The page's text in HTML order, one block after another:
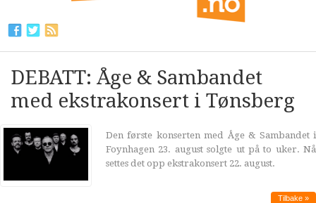
DEBATT: Åge & Sambandet
med ekstrakonsert i Tønsberg
Den første konserten med Åge & Sambandet i
Foynhagen 23. august solgte ut på to uker. Nå
settes det opp ekstrakonsert 22. august.
Tilbake »